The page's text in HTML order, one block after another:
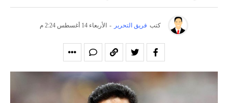
كتب فريق التحرير - الأربعاء 14 أغسطس 2:24 م